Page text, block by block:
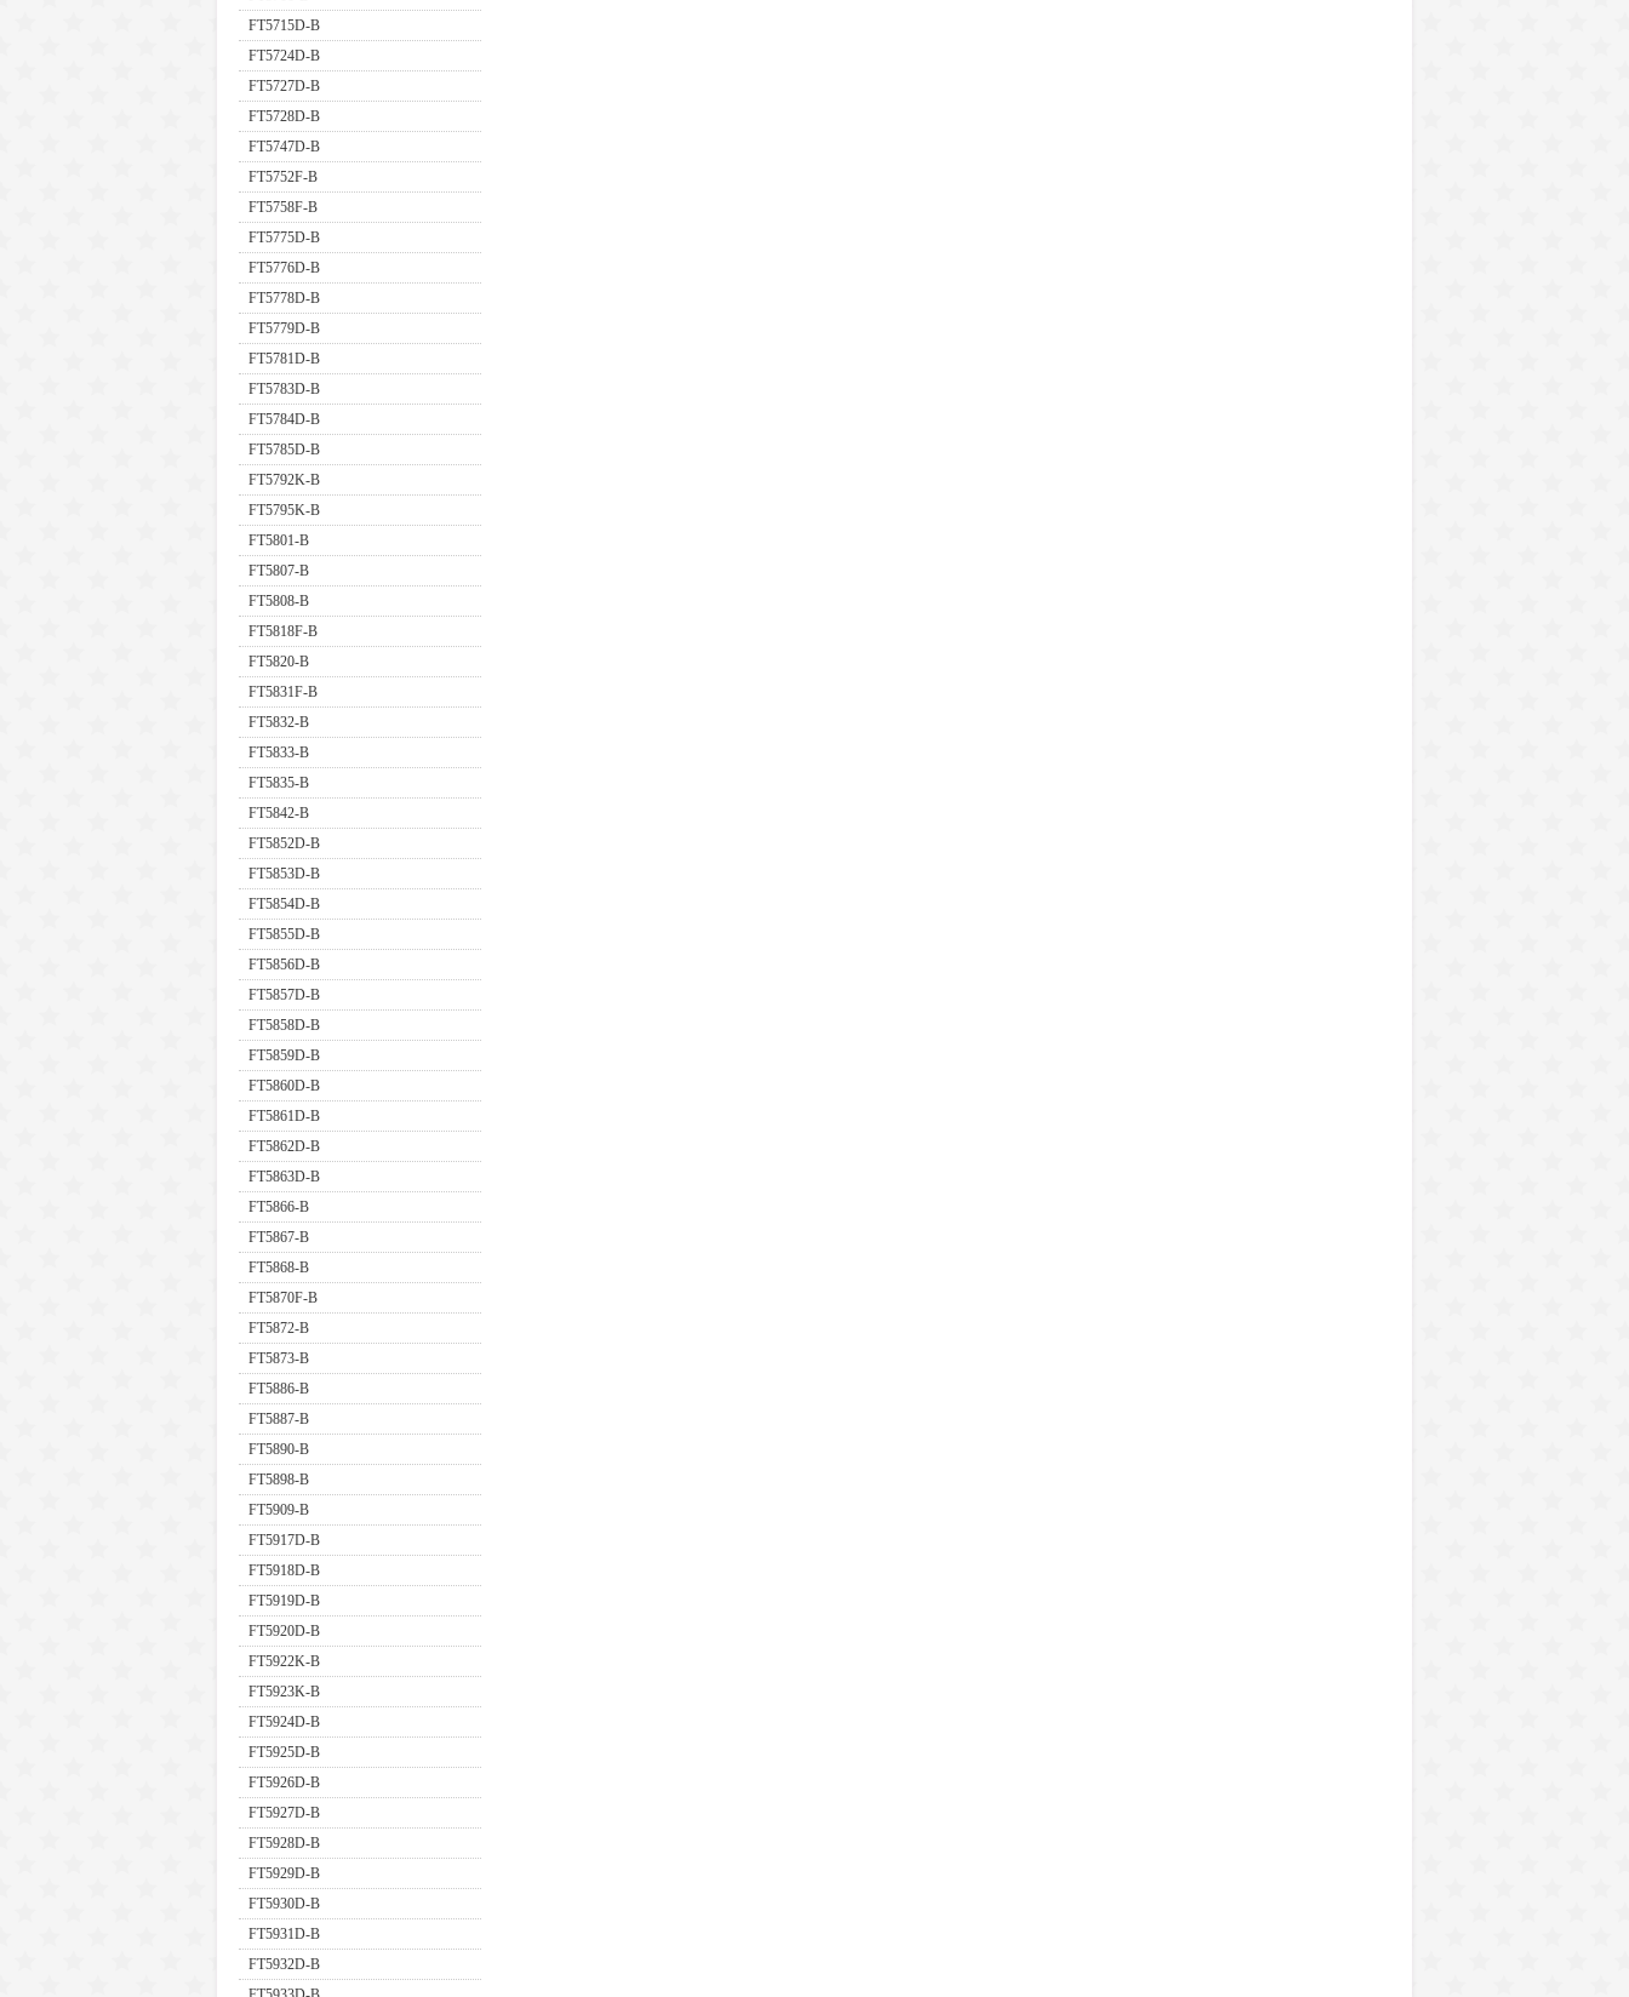
FT5715D-B
FT5724D-B
FT5727D-B
FT5728D-B
FT5747D-B
FT5752F-B
FT5758F-B
FT5775D-B
FT5776D-B
FT5778D-B
FT5779D-B
FT5781D-B
FT5783D-B
FT5784D-B
FT5785D-B
FT5792K-B
FT5795K-B
FT5801-B
FT5807-B
FT5808-B
FT5818F-B
FT5820-B
FT5831F-B
FT5832-B
FT5833-B
FT5835-B
FT5842-B
FT5852D-B
FT5853D-B
FT5854D-B
FT5855D-B
FT5856D-B
FT5857D-B
FT5858D-B
FT5859D-B
FT5860D-B
FT5861D-B
FT5862D-B
FT5863D-B
FT5866-B
FT5867-B
FT5868-B
FT5870F-B
FT5872-B
FT5873-B
FT5886-B
FT5887-B
FT5890-B
FT5898-B
FT5909-B
FT5917D-B
FT5918D-B
FT5919D-B
FT5920D-B
FT5922K-B
FT5923K-B
FT5924D-B
FT5925D-B
FT5926D-B
FT5927D-B
FT5928D-B
FT5929D-B
FT5930D-B
FT5931D-B
FT5932D-B